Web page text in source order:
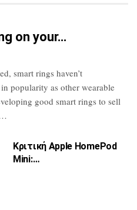
on your…
smart rings haven’t
popularity as other wearable
good smart rings to sell
Κριτική Apple HomePod
Mini:…